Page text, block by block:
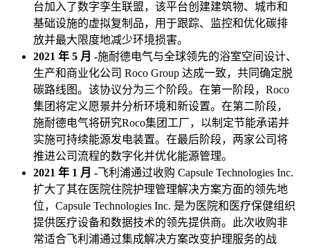
台加入了数字孪生联盟，该平台创建建筑物、城市和
基础设施的虚拟复制品，用于跟踪、监控和优化碳排
放并最大限度地减少环境损害。
2021 年 5 月 -施耐德电气与全球领先的浴室空间设计、
生产和商业化公司 Roco Group 达成一致，共同确定脱
碳路线图。该协议分为三个阶段。在第一阶段，Roco
集团将定义愿景并分析环境和新设置。在第二阶段，
施耐德电气将研究Roco集团工厂，以制定节能承诺并
实施可持续能源发电装置。在最后阶段，两家公司将
推进公司流程的数字化并优化能源管理。
2021 年 1 月 -飞利浦通过收购 Capsule Technologies Inc.
扩大了其在医院住院护理管理解决方案方面的领先地
位，Capsule Technologies Inc. 是为医院和医疗保健组织
提供医疗设备和数据技术的领先提供商。此次收购非
常适合飞利浦通过集成解决方案改变护理服务的战